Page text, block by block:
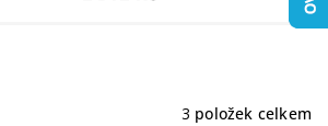
3 položek celkem